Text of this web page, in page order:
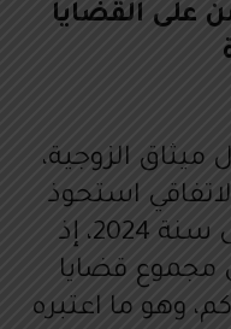
على القضايا
الزوجية،
استحوذ
على الحصة الأكبر خلال سنة 2024، إذ
من 96% من مجموع قضايا
وهو ما اعتبره